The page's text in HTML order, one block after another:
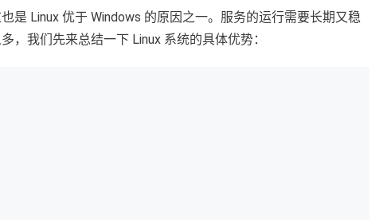
是 Linux 优于 Windows 的原因之一。服务的运行需要长期又稳
，我们先来总结一下 Linux 系统的具体优势：